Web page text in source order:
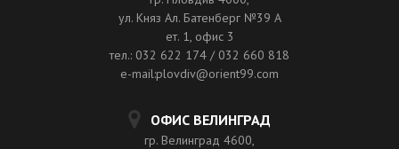
ул. Княз Ал. Батенберг №39 A
ет. 1, офис 3
тел.: 032 622 174 / 032 660 818
e-mail:plovdiv@orient99.com
ОФИС ВЕЛИНГРАД
гр. Велинград 4600,